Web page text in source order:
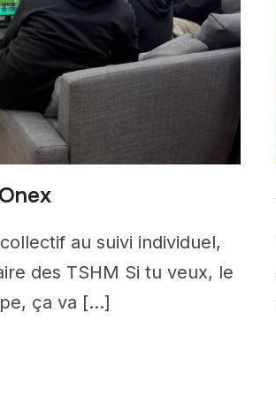
au suivi individuel,
des TSHM Si tu veux, le
ça va […]